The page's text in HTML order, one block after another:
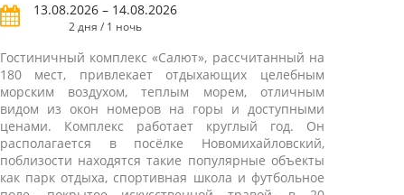
13.08.2026 – 14.08.2026
2 дня / 1 ночь
Гостиничный комплекс «Салют», рассчитанный на
180 мест, привлекает отдыхающих целебным
морским воздухом, теплым морем, отличным
видом из окон номеров на горы и доступными
ценами. Комплекс работает круглый год. Он
располагается в посёлке Новомихайловский,
поблизости находятся такие популярные объекты
как парк отдыха, спортивная школа и футбольное